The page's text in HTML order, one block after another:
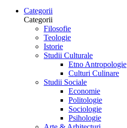
Categorii
Categorii
Filosofie
Teologie
Istorie
Studii Culturale
Etno Antropologie
Culturi Culinare
Studii Sociale
Economie
Politologie
Sociologie
Psihologie